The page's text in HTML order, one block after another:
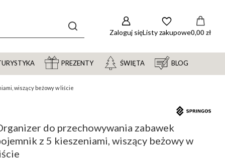
Zaloguj sięListy zakupowe0,00 zł
PREZENTY ŚWIĘTA BLOG
wiszący beżowy w liście
do przechowywania zabawek
z 5 kieszeniami, wiszący beżowy w